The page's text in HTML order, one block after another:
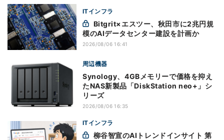
ITインフラ
模のAIデータセンター建設を計画か
2026/08/06 16:41
周辺機器
Synology、4GBメモリーで価格を抑え
たNAS新製品「DiskStation neo+」シ
リーズ
2026/08/06 16:35
ITインフラ